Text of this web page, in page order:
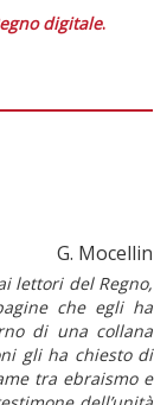
digitale.
G. Mocellin
lettori del Regno,
che egli ha
di una collana
gli ha chiesto di
tra ebraismo e